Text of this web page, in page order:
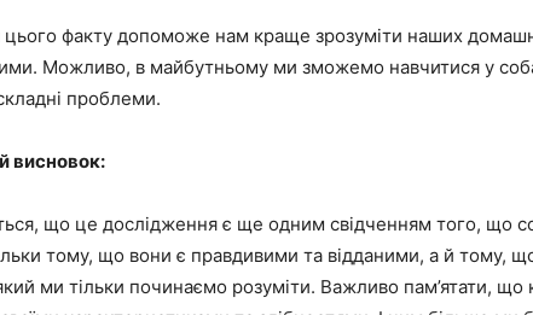
цього факту допоможе нам краще зрозуміти наших
Можливо, в майбутньому ми зможемо навчитися у
проблеми.
висновок:
що це дослідження є ще одним свідченням того, що
тому, що вони є правдивими та відданими, а й тому,
ми тільки починаємо розуміти. Важливо пам’ятати,